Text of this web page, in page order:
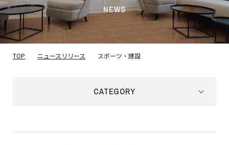
NEWS
TOP ニュースリリース スポーツ・建設
CATEGORY